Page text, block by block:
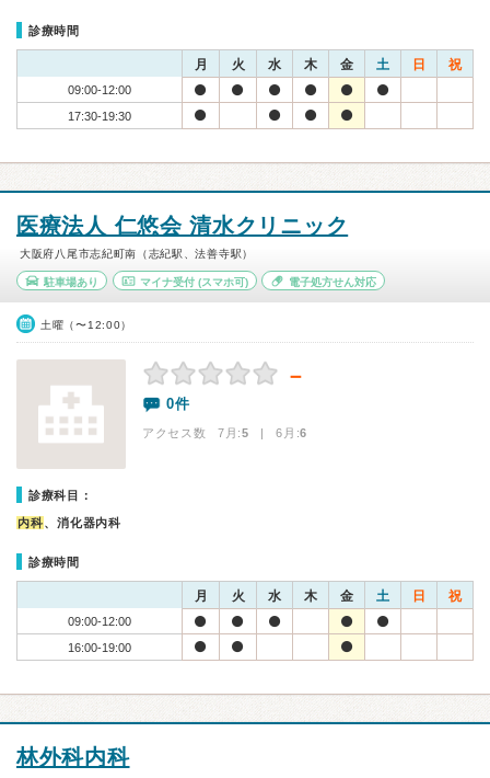
診療時間
月 火 水 木 金 土 日 祝
09:00-12:00
17:30-19:30
医療法人 仁悠会 清水クリニック
大阪府八尾市志紀町南（志紀駅、法善寺駅）
駐車場あり マイナ受付(スマホ可) 電子処方せん対応
土曜（〜12:00）
－
0件
アクセス数 7月:5 | 6月:6
診療科目：
内科、消化器内科
診療時間
月 火 水 木 金 土 日 祝
09:00-12:00
16:00-19:00
林外科内科